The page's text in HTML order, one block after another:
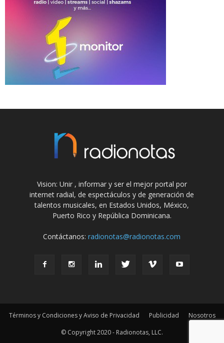
Vision: Unir , informar y ser el mejor portal por
internet radial, de espectáculos y de generación de
talentos musicales, en Estados Unidos, México,
Puerto Rico y República Dominicana.
Contáctanos:radionotas@radionotas.com
Términos y Condiciones y Aviso de Privacidad Publicidad
Nosotros
© Copyright 2020 - Radionotas, LLC.